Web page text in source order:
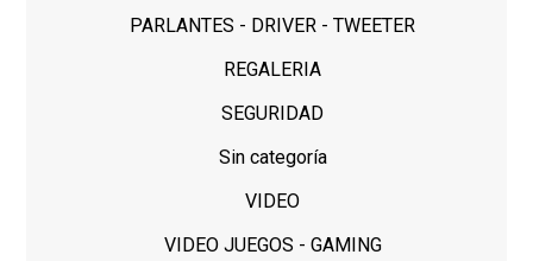
PARLANTES - DRIVER - TWEETER
REGALERIA
SEGURIDAD
Sin categoría
VIDEO
VIDEO JUEGOS - GAMING